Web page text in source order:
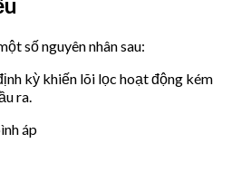
số nguyên nhân sau:
kỳ khiến lõi lọc hoạt động kém
ra.
áp